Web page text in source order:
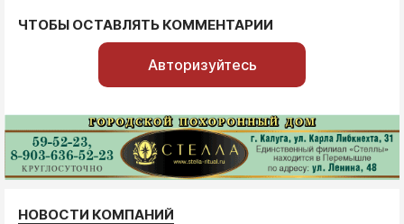
ЧТОБЫ ОСТАВЛЯТЬ КОММЕНТАРИИ
Авторизуйтесь
НОВОСТИ КОМПАНИЙ